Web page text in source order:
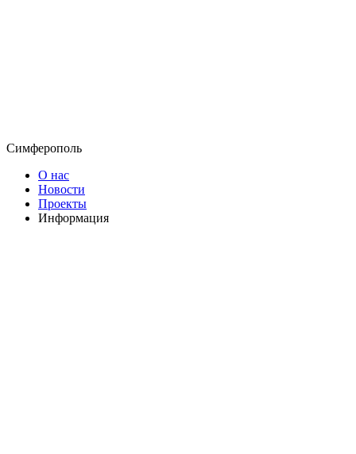
Симферополь
О нас
Новости
Проекты
Информация